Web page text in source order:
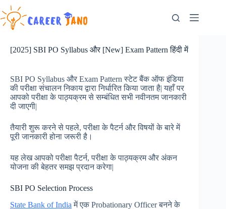
Skip
to
content
[2025] SBI PO Syllabus और [New] Exam Pattern हिंदी में
SBI PO Syllabus और Exam Pattern स्टेट बैंक ऑफ इंडिया
की परीक्षा संचालन निकाय द्वारा निर्धारित किया जाता है| यहाँ पर
आपको परीक्षा के पाठ्यक्रम से सम्बंधित सभी नवीनतम जानकारी
दी जाएगी|
तैयारी शुरू करने से पहले, परीक्षा के पैटर्न और विषयों के बारे में
पूरी जानकारी होना जरूरी है।
यह लेख आपको परीक्षा पैटर्न, परीक्षा के पाठ्यक्रम और अंकन
योजना की बेहतर समझ प्रदान करेगा|
SBI PO Selection Process
State Bank of India में एक Probationary Officer बनने के